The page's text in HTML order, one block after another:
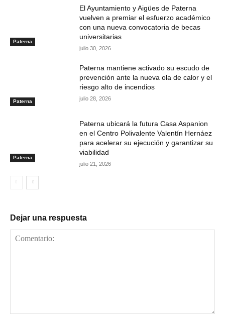
Paterna
El Ayuntamiento y Aigües de Paterna
vuelven a premiar el esfuerzo académico
con una nueva convocatoria de becas
universitarias
julio 30, 2026
Paterna
Paterna mantiene activado su escudo de
prevención ante la nueva ola de calor y el
riesgo alto de incendios
julio 28, 2026
Paterna
Paterna ubicará la futura Casa Aspanion
en el Centro Polivalente Valentín Hernáez
para acelerar su ejecución y garantizar su
viabilidad
julio 21, 2026
Dejar una respuesta